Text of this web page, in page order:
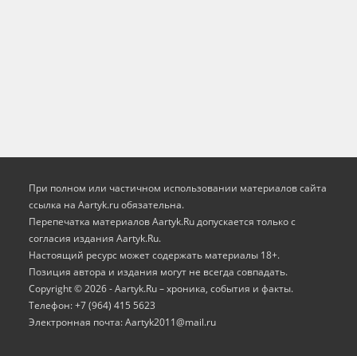
При полном или частичном использовании материалов сайта
ссылка на Aartyk.ru oбязательна.
Перепечатка материалов Aartyk.Ru допускается только с
согласия издания Aartyk.Ru.
Настоящий ресурс может содержать материалы 18+.
Позиция автора и издания могут не всегда совпадать.
Copyright © 2026 - Aartyk.Ru – хроника, события и факты.
Телефон: +7 (964) 415 5623
Электронная почта: Aartyk2011@mail.ru